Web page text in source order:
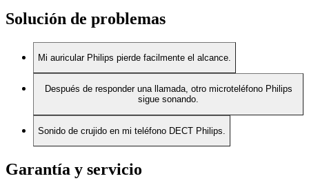
Solución de problemas
Mi auricular Philips pierde facilmente el alcance.
Después de responder una llamada, otro microteléfono Philips
sigue sonando.
Sonido de crujido en mi teléfono DECT Philips.
Garantía y servicio